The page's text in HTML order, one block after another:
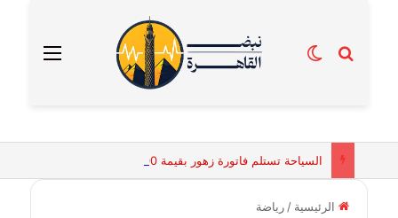
القائمة بحث عنالوضع المظلم
الرئيسية / رياضة